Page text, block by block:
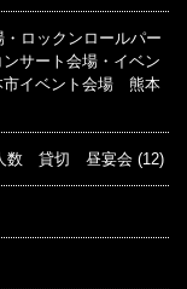
ロックンロールパー
サート会場・イベン
イベント会場 熊本
数 貸切 昼宴会 (12)